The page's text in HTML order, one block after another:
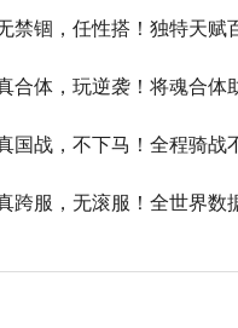
禁锢，任性搭！独特天赋
合体，玩逆袭！将魂合体
国战，不下马！全程骑战
跨服，无滚服！全世界数